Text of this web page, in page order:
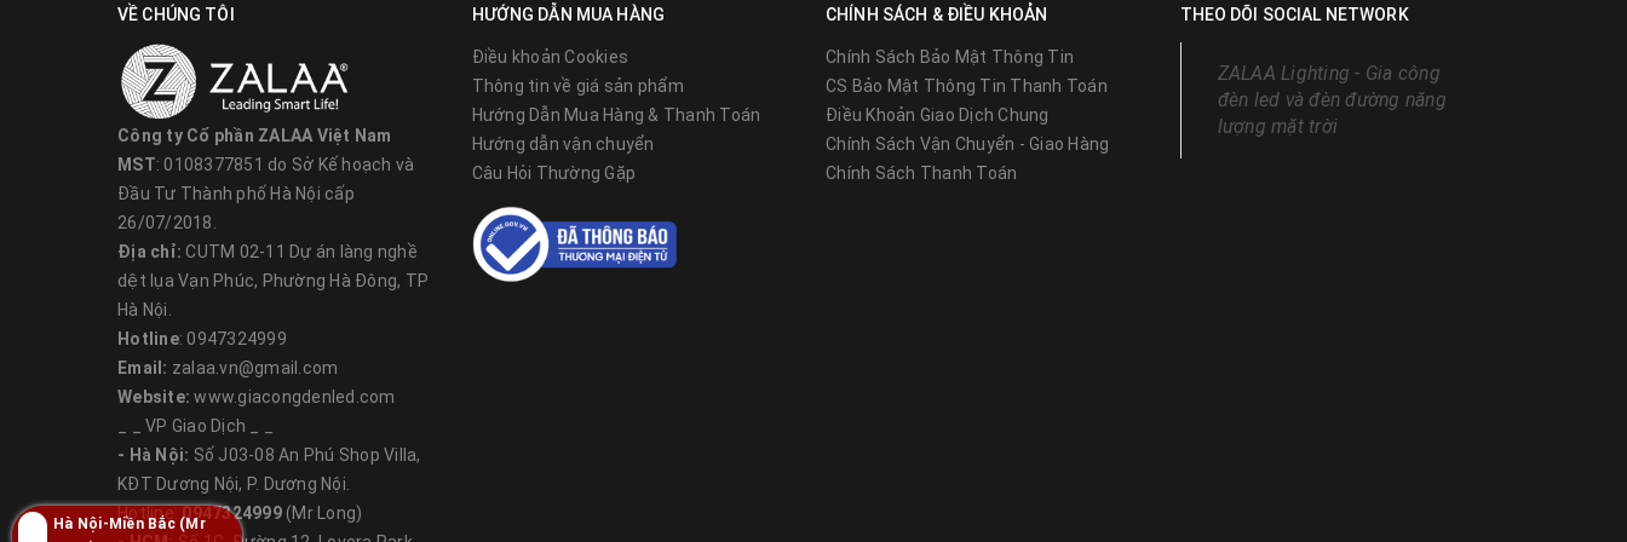
-www.chieusangmientrung.com/
-www.laprapdenled.com/
Hệ thống văn phòng và chi nhánh
Công ty Zalaa Việt Nam:
VỀ CHÚNG TÔI
Công ty Cổ phần ZALAA Việt Nam
MST: 0108377851 do Sở Kế hoạch và
Đầu Tư Thành phố Hà Nội cấp
26/07/2018.
Địa chỉ: CUTM 02-11 Dự án làng nghề
dệt lụa Vạn Phúc, Phường Hà Đông, TP
Hà Nội.
Hotline: 0947324999
Email: zalaa.vn@gmail.com
Website:www.giacongdenled.com
_ _ VP Giao Dịch _ _
- Hà Nội: Số J03-08 An Phú Shop Villa,
KĐT Dương Nội, P. Dương Nội.
Hotline: 0947324999(Mr Long)
HƯỚNG DẪN MUA HÀNG
Điều khoản Cookies
Thông tin về giá sản phẩm
Hướng Dẫn Mua Hàng & Thanh Toán
Hướng dẫn vận chuyển
Câu Hỏi Thường Gặp
CHÍNH SÁCH & ĐIỀU KHOẢN
Chính Sách Bảo Mật Thông Tin
CS Bảo Mật Thông Tin Thanh Toán
Điều Khoản Giao Dịch Chung
Chính Sách Vận Chuyển - Giao Hàng
Chính Sách Thanh Toán
THEO DÕI SOCIAL NETWORK
ZALAA Lighting - Gia công
đèn led và đèn đường năng
lượng mặt trời
Hà Nội-Miền Bắc (Mr